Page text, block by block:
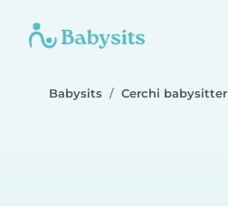
Babysits Cerchi babysitter